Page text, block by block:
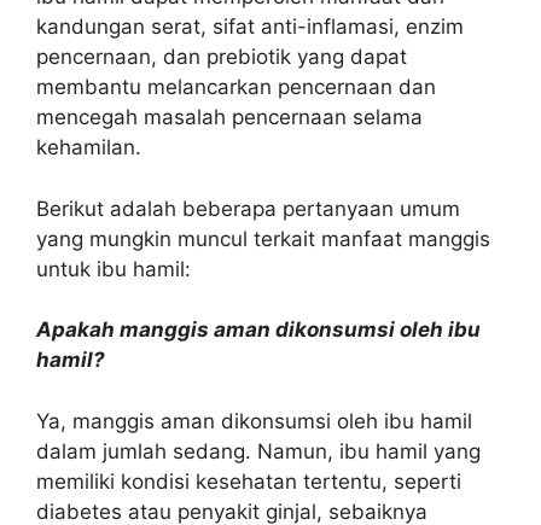
kandungan serat, sifat anti-inflamasi, enzim
pencernaan, dan prebiotik yang dapat
membantu melancarkan pencernaan dan
mencegah masalah pencernaan selama
kehamilan.
Berikut adalah beberapa pertanyaan umum
yang mungkin muncul terkait manfaat manggis
untuk ibu hamil:
Apakah manggis aman dikonsumsi oleh ibu
hamil?
Ya, manggis aman dikonsumsi oleh ibu hamil
dalam jumlah sedang. Namun, ibu hamil yang
memiliki kondisi kesehatan tertentu, seperti
diabetes atau penyakit ginjal, sebaiknya